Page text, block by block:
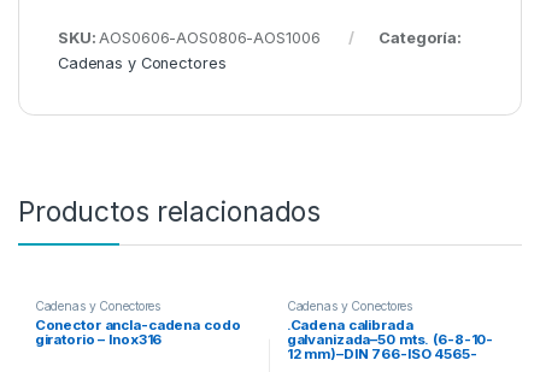
SKU: AOS0606-AOS0806-AOS1006
Categoría:
Cadenas y Conectores
Productos relacionados
Cadenas y Conectores
Conector ancla-cadena codo
giratorio – Inox316
Cadenas y Conectores
.Cadena calibrada
galvanizada–50 mts. (6-8-10-
12 mm)–DIN 766-ISO 4565-